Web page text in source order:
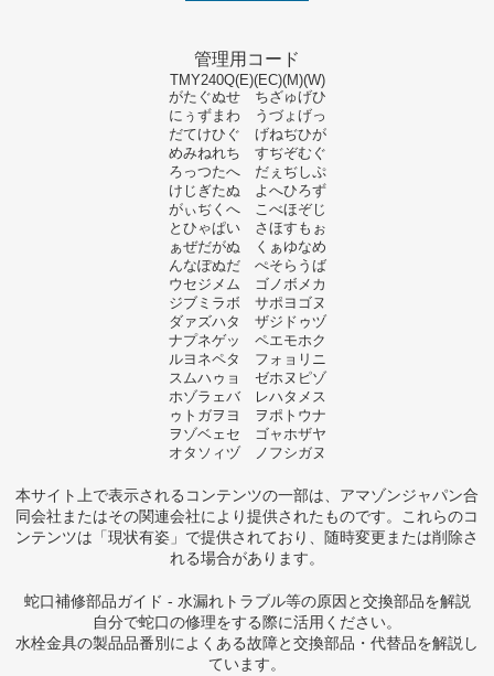
管理用コード
TMY240Q(E)(EC)(M)(W)
がたぐぬせ ちざゅげひ
にぅずまわ うづょげっ
だてけひぐ げねぢひが
めみねれち すぢぞむぐ
ろっつたへ だぇぢしぷ
けじぎたぬ よへひろず
がぃぢくへ こべほぞじ
とひゃぱい さほすもぉ
ぁぜだがぬ くぁゆなめ
んなぽぬだ ぺそらうば
ウセジメム ゴノボメカ
ジブミラボ サポヨゴヌ
ダァズハタ ザジドゥヅ
ナプネゲッ ペエモホク
ルヨネペタ フォョリニ
スムハゥョ ゼホヌピゾ
ホゾラェバ レハタメス
ゥトガヲヨ ヲポトウナ
ヲゾベェセ ゴャホザヤ
オタソィヅ ノフシガヌ
本サイト上で表示されるコンテンツの一部は、アマゾンジャパン合
同会社またはその関連会社により提供されたものです。これらのコ
ンテンツは「現状有姿」で提供されており、随時変更または削除さ
れる場合があります。
蛇口補修部品ガイド - 水漏れトラブル等の原因と交換部品を解説
自分で蛇口の修理をする際に活用ください。
水栓金具の製品品番別によくある故障と交換部品・代替品を解説し
ています。